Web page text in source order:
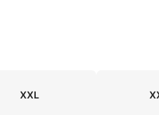
XXL